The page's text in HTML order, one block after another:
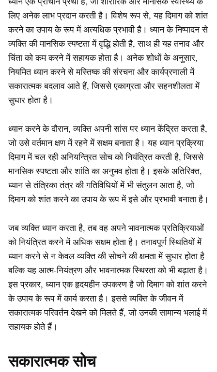
लिए अनेक लाभ प्रदान करती है। विशेष रूप से, यह दिमाग को शांत
करने का उपाय के रूप में अत्यधिक प्रभावी है। ध्यान के निष्पादन से
व्यक्ति की मानसिक स्पष्टता में वृद्धि होती है, साथ ही यह तनाव और
चिंता को कम करने में सहायक होता है। अनेक शोधों के अनुसार,
नियमित ध्यान करने से मस्तिष्क की संरचना और कार्यप्रणाली में
सकारात्मक बदलाव आते हैं, जिससे एकाग्रता और सहनशीलता में
सुधार होता है।
ध्यान करने के दौरान, व्यक्ति अपनी सांस पर ध्यान केंद्रित करता है,
जो उसे वर्तमान क्षण में रहने में सक्षम बनाता है। यह ध्यान प्रक्रिया
दिमाग में चल रही अनियन्त्रित सोच को नियंत्रित करती है, जिससे
मानसिक स्पष्टता और शांति का अनुभव होता है। इसके अतिरिक्त,
ध्यान से तंत्रिका तंत्र की गतिविधियों में भी संतुलन आता है, जो
दिमाग को शांत करने का उपाय के रूप में इसे और प्रभावी बनाता है।
जब व्यक्ति ध्यान करता है, तब वह अपने भावनात्मक प्रतिक्रियाओं
को नियंत्रित करने में अधिक सक्षम होता है। तनावपूर्ण स्थितियों में
ध्यान करने से न केवल व्यक्ति की सोचने की क्षमता में सुधार होता है
बल्कि यह आत्म-नियंत्रण और भावनात्मक स्थिरता को भी बढ़ाता है।
इस प्रकार, ध्यान एक हृदयहीन उपकरण है जो दिमाग को शांत करने
के उपाय के रूप में कार्य करता है। इससे व्यक्ति के जीवन में
सकारात्मक परिवर्तन देखने को मिलते हैं, जो उनकी सामान्य भलाई में
सहायक होते हैं।
सकारात्मक सोच